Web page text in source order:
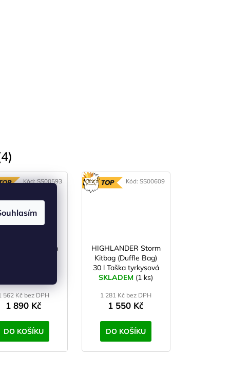
Storm
562 Kč bez DPH
1 890 Kč
DO KOŠÍKU
Kód:SS00593
HIGHLANDER Storm
Kitbag (Duffle Bag)
30 l Taška tyrkysová
SKLADEM (1 ks)
1 281 Kč bez DPH
1 550 Kč
DO KOŠÍKU
Kód: SS00609